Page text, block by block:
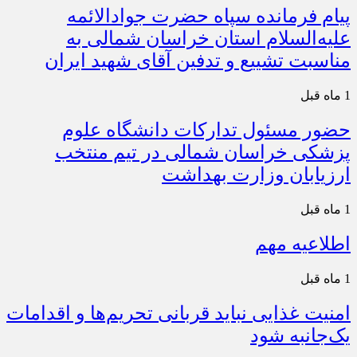
پیام فرمانده سپاه حضرت جوادالائمه
علیه‌السلام استان خراسان شمالی به
مناسبت تشییع و تدفین آقای شهید ایران
1 ماه قبل
حضور مسئول تدارکات دانشگاه علوم
پزشکی خراسان شمالی در تیم منتخب
ارزیابان وزارت بهداشت
1 ماه قبل
اطلاعیه مهم
1 ماه قبل
امنیت غذایی نباید قربانی تحریم‌ها و اقدامات
یک‌جانبه شود